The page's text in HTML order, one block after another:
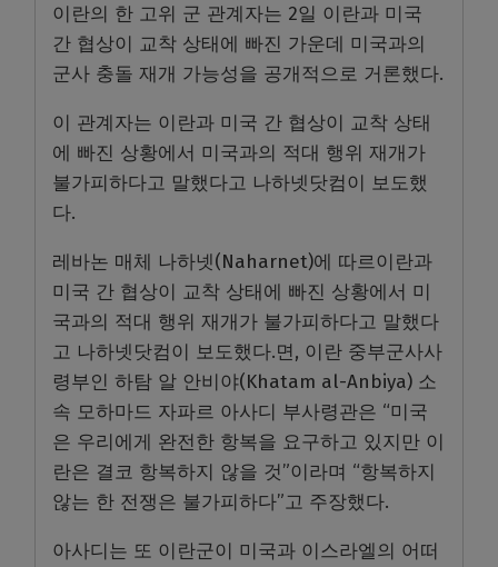
이란의 한 고위 군 관계자는 2일 이란과 미국
간 협상이 교착 상태에 빠진 가운데 미국과의
군사 충돌 재개 가능성을 공개적으로 거론했다.
이 관계자는 이란과 미국 간 협상이 교착 상태
에 빠진 상황에서 미국과의 적대 행위 재개가
불가피하다고 말했다고 나하넷닷컴이 보도했
다.
레바논 매체 나하넷(Naharnet)에 따르이란과
미국 간 협상이 교착 상태에 빠진 상황에서 미
국과의 적대 행위 재개가 불가피하다고 말했다
고 나하넷닷컴이 보도했다.면, 이란 중부군사사
령부인 하탐 알 안비야(Khatam al-Anbiya) 소
속 모하마드 자파르 아사디 부사령관은 “미국
은 우리에게 완전한 항복을 요구하고 있지만 이
란은 결코 항복하지 않을 것”이라며 “항복하지
않는 한 전쟁은 불가피하다”고 주장했다.
아사디는 또 이란군이 미국과 이스라엘의 어떠